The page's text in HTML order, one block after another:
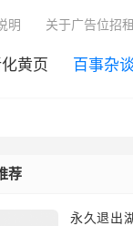
黄页 百事杂谈
明 关于广告位招
荐
永久退出